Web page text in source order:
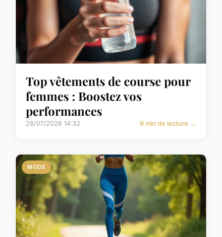
Top vêtements de course pour
femmes : Boostez vos
performances
28/07/2026 14:32 9 min de lecture →
MODE